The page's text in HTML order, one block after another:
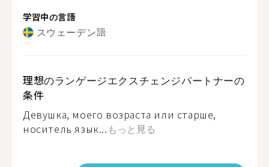
学習中の言語
スウェーデン語
理想のランゲージエクスチェンジパートナーの
条件
Девушка, моего возраста или старше,
носитель язык... もっと見る